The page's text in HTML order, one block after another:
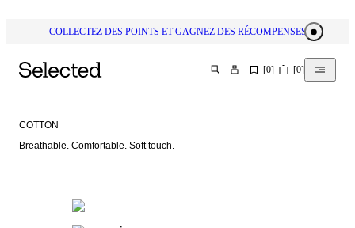
COLLECTEZ DES POINTS ET GAGNEZ DES RÉCOMPENSES
CHERCHER [0] [0]
COTTON
Breathable. Comfortable. Soft touch.